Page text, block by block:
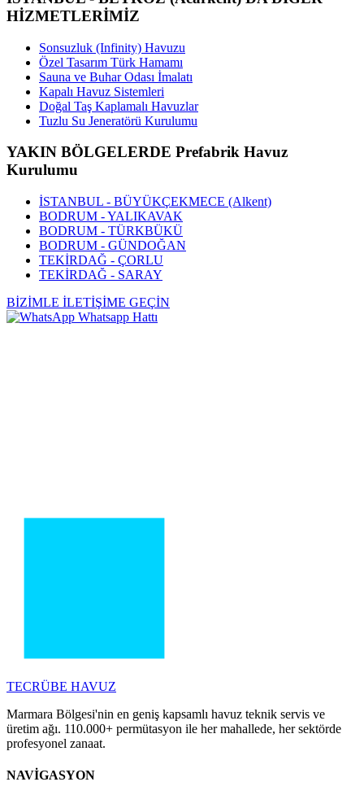
HİZMETLERİMİZ
Sonsuzluk (Infinity) Havuzu
Özel Tasarım Türk Hamamı
Sauna ve Buhar Odası İmalatı
Kapalı Havuz Sistemleri
Doğal Taş Kaplamalı Havuzlar
Tuzlu Su Jeneratörü Kurulumu
YAKIN BÖLGELERDE Prefabrik Havuz
Kurulumu
İSTANBUL - BÜYÜKÇEKMECE (Alkent)
BODRUM - YALIKAVAK
BODRUM - TÜRKBÜKÜ
BODRUM - GÜNDOĞAN
TEKİRDAĞ - ÇORLU
TEKİRDAĞ - SARAY
BİZİMLE İLETİŞİME GEÇİN
Whatsapp Hattı
TECRÜBE HAVUZ
Marmara Bölgesi'nin en geniş kapsamlı havuz teknik servis ve
üretim ağı. 110.000+ permütasyon ile her mahallede, her sektörde
profesyonel zanaat.
NAVİGASYON